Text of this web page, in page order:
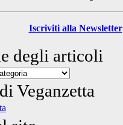
Iscriviti alla Newsletter
degli articoli
Veganzetta